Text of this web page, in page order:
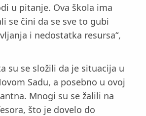
u pitanje. Ova škola ima
se čini da se sve to gubi
i nedostatka resursa“,
su se složili da je situacija u
Sadu, a posebno u ovoj
Mnogi su se žalili na
što je dovelo do